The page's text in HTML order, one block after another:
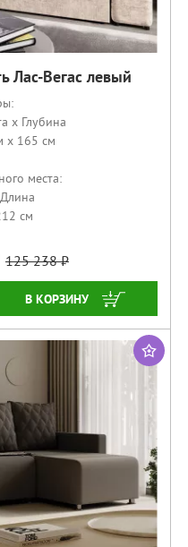
Лас-Вегас левый
x Глубина
x 165 см
места:
см
125 238
ЗАКАЗАТЬ